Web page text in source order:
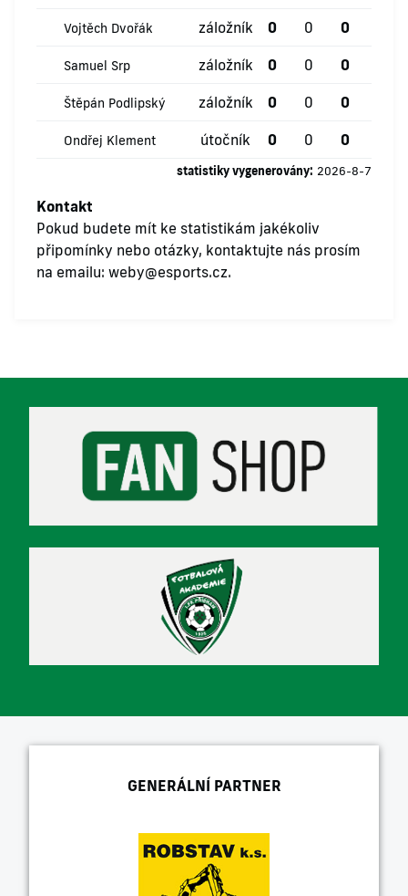
Vojtěch Dvořák záložník 0 0 0
Samuel Srp záložník 0 0 0
Štěpán Podlipský záložník 0 0 0
Ondřej Klement útočník 0 0 0
statistiky vygenerovány: 2026-8-7
Kontakt
Pokud budete mít ke statistikám jakékoliv
připomínky nebo otázky, kontaktujte nás prosím
na emailu: weby@esports.cz.
GENERÁLNÍ PARTNER